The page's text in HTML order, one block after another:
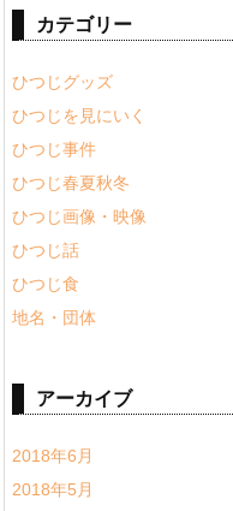
カテゴリー
ひつじグッズ
ひつじを見にいく
ひつじ事件
ひつじ春夏秋冬
ひつじ画像・映像
ひつじ話
ひつじ食
地名・団体
アーカイブ
2018年6月
2018年5月